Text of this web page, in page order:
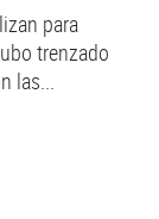
para
trenzado